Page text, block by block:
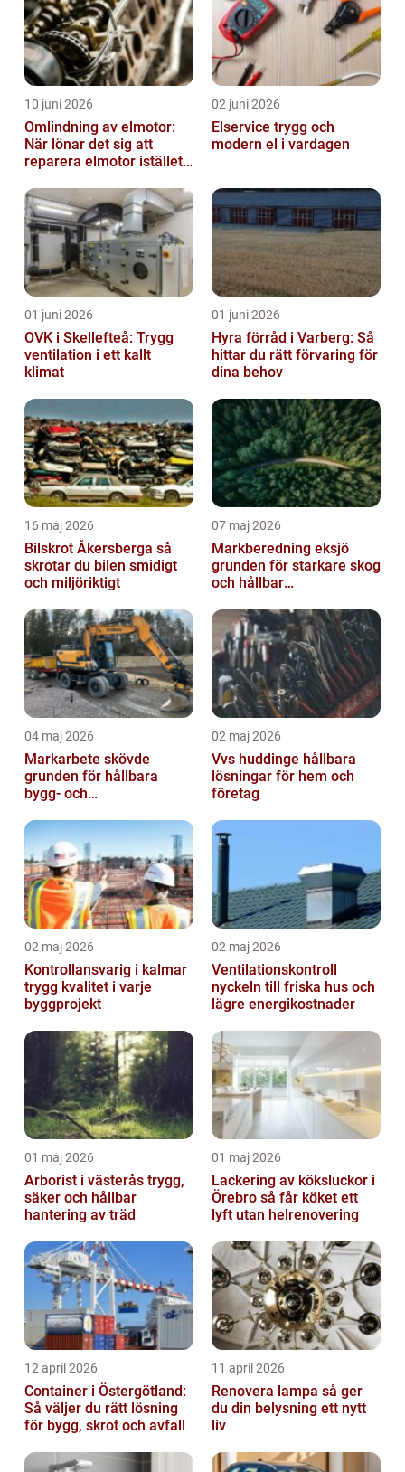
10 juni 2026
Omlindning av elmotor:
När lönar det sig att
reparera elmotor istället
02 juni 2026
Elservice trygg och
modern el i vardagen
01 juni 2026
OVK i Skellefteå: Trygg
ventilation i ett kallt
klimat
01 juni 2026
Hyra förråd i Varberg: Så
hittar du rätt förvaring för
dina behov
16 maj 2026
Bilskrot Åkersberga så
skrotar du bilen smidigt
och miljöriktigt
07 maj 2026
Markberedning eksjö
grunden för starkare skog
och hållbar
04 maj 2026
Markarbete skövde
grunden för hållbara
bygg- och
02 maj 2026
Vvs huddinge hållbara
lösningar för hem och
företag
02 maj 2026
Kontrollansvarig i kalmar
trygg kvalitet i varje
byggprojekt
02 maj 2026
Ventilationskontroll
nyckeln till friska hus och
lägre energikostnader
01 maj 2026
Arborist i västerås trygg,
säker och hållbar
hantering av träd
01 maj 2026
Lackering av köksluckor i
Örebro så får köket ett
lyft utan helrenovering
12 april 2026
Container i Östergötland:
Så väljer du rätt lösning
för bygg, skrot och avfall
11 april 2026
Renovera lampa så ger
du din belysning ett nytt
liv